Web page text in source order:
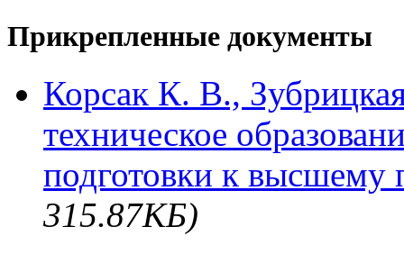
Прикрепленные документы
Корсак К. В.,
техническое
подготовки к высшему
315.87КБ)